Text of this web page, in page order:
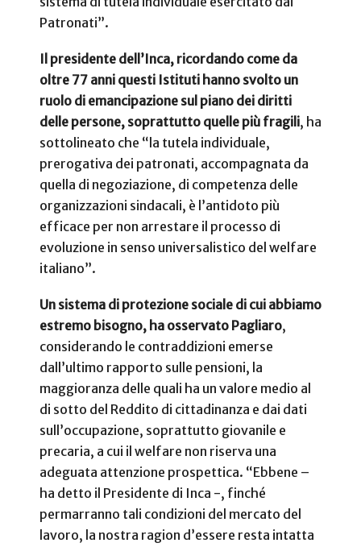
Patronati”.
Il presidente dell’Inca, ricordando come da
oltre 77 anni questi Istituti hanno svolto un
ruolo di emancipazione sul piano dei diritti
delle persone, soprattutto quelle più fragili, ha
sottolineato che “la tutela individuale,
prerogativa dei patronati, accompagnata da
quella di negoziazione, di competenza delle
organizzazioni sindacali, è l’antidoto più
efficace per non arrestare il processo di
evoluzione in senso universalistico del welfare
italiano”.
Un sistema di protezione sociale di cui abbiamo
estremo bisogno, ha osservato Pagliaro,
considerando le contraddizioni emerse
dall’ultimo rapporto sulle pensioni, la
maggioranza delle quali ha un valore medio al
di sotto del Reddito di cittadinanza e dai dati
sull’occupazione, soprattutto giovanile e
precaria, a cui il welfare non riserva una
adeguata attenzione prospettica. “Ebbene –
ha detto il Presidente di Inca -, finché
permarranno tali condizioni del mercato del
lavoro, la nostra ragion d’essere resta intatta